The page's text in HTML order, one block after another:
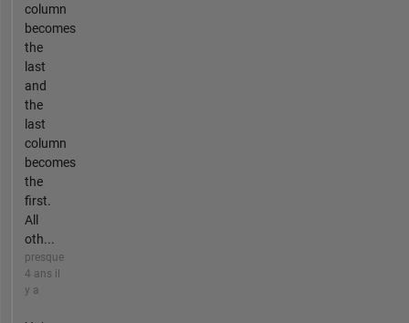
column
becomes
the
last
and
the
last
column
becomes
the
first.
All
oth...
presque
4 ans il
y a